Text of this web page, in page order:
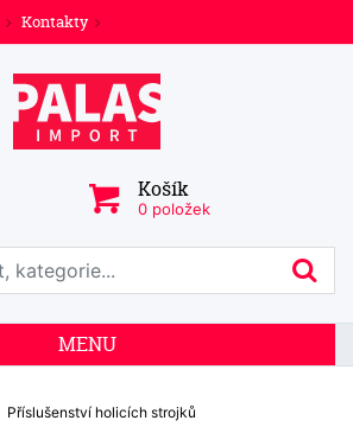
Kontakty
Košík
0 položek
MENU
Příslušenství holicích strojků